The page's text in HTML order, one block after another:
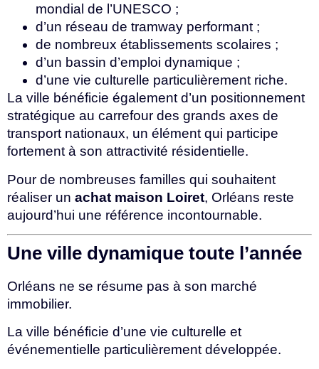
mondial de l’UNESCO ;
d’un réseau de tramway performant ;
de nombreux établissements scolaires ;
d’un bassin d’emploi dynamique ;
d’une vie culturelle particulièrement riche.
La ville bénéficie également d’un positionnement
stratégique au carrefour des grands axes de
transport nationaux, un élément qui participe
fortement à son attractivité résidentielle.
Pour de nombreuses familles qui souhaitent
réaliser un achat maison Loiret, Orléans reste
aujourd’hui une référence incontournable.
Une ville dynamique toute l’année
Orléans ne se résume pas à son marché
immobilier.
La ville bénéficie d’une vie culturelle et
événementielle particulièrement développée.